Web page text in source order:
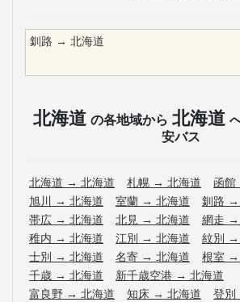
釧路 → 北海道
北海道 の各地域から 北海道
安バス
北海道 → 北海道 札幌 → 北海道 函館
旭川
→ 北海道 室蘭 → 北海道 釧路 →
帯広 → 北海道 北見 → 北海道 網走 →
稚内 → 北海道 江別 → 北海道 紋別 →
士別 → 北海道 名寄 → 北海道 根室 →
千歳 → 北海道 新千歳空港 → 北海道
富良野 → 北海道 知床 → 北海道 登別